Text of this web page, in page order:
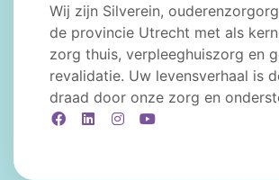
Wij zijn Silverein,
de provincie Utrecht met als
zorg thuis, verpleeghuiszorg en
revalidatie. Uw levensverhaal is
draad door onze zorg en
FacebookLinkedInInstagram